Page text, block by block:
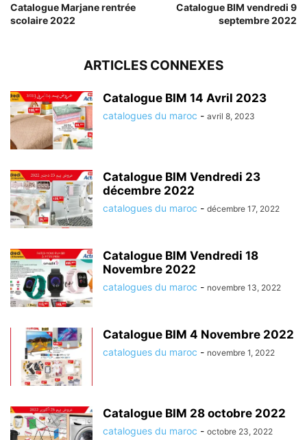
Catalogue Marjane rentrée
scolaire 2022
Catalogue BIM vendredi 9
septembre 2022
ARTICLES CONNEXES
Catalogue BIM 14 Avril 2023
catalogues du maroc - avril 8, 2023
Catalogue BIM Vendredi 23
décembre 2022
catalogues du maroc - décembre 17, 2022
Catalogue BIM Vendredi 18
Novembre 2022
catalogues du maroc - novembre 13, 2022
Catalogue BIM 4 Novembre 2022
catalogues du maroc - novembre 1, 2022
Catalogue BIM 28 octobre 2022
catalogues du maroc - octobre 23, 2022